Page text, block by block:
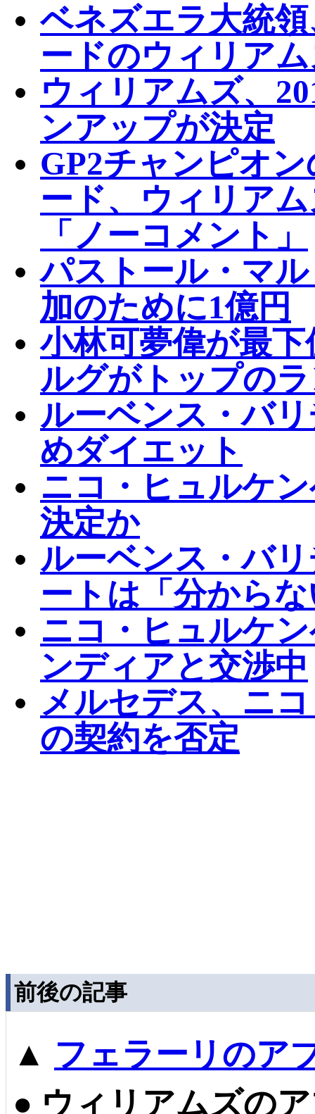
ベネズエラ大統
ードのウィリア
ウィリアムズ、
ンアップが決定
GP2チャンピオ
ード、ウィリア
「ノーコメント」
パストール・マ
加のために1億円
小林可夢偉が最
ルグがトップの
ルーベンス・バ
めダイエット
ニコ・ヒュルケ
決定か
ルーベンス・バ
ートは「分から
ニコ・ヒュルケ
ンディアと交渉中
メルセデス、ニ
の契約を否定
前後の記事
▲ フェラーリのア
● ウィリアムズの